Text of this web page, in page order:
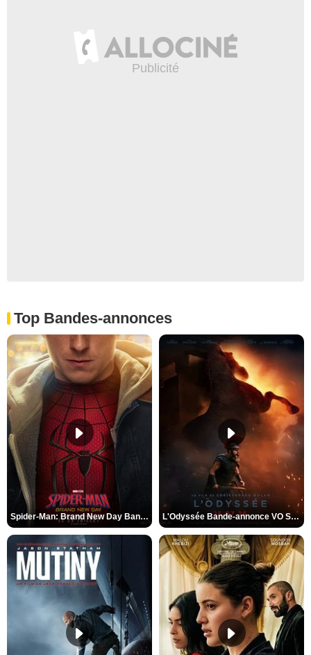
Top Bandes-annonces
Spider-Man: Brand New Day Bande-annonce VO STFR L'Odyssée Bande-annonce VO STFR